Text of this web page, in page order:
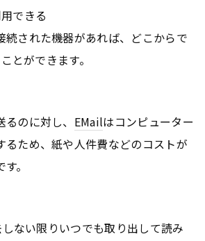
できる
続された機器があれば、どこからで
とができます。
のに対し、 EMailはコンピューター
るため、紙や人件費などのコストが
。
ない限りいつでも取り出して読み